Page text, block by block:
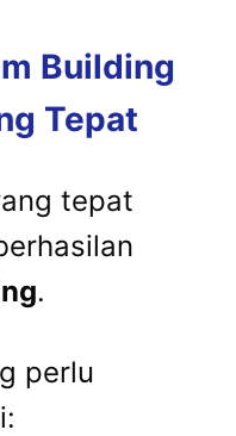
Building
Tepat
tepat
.
perlu